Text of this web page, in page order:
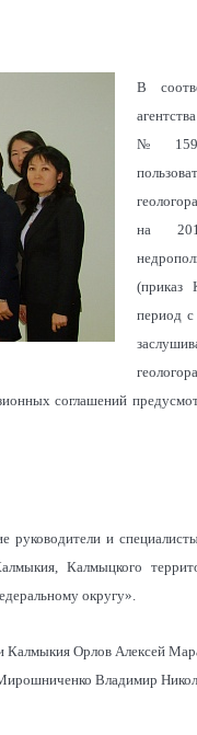
В
№ 1599
на
период
соглашений
руководители и
Калмыцкого
округу».
Калмыкия Орлов Алексей
Владимир